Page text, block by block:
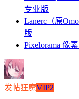
专业版
Lanerc（原
版
Pixelorama 像
发帖狂魔VIP2